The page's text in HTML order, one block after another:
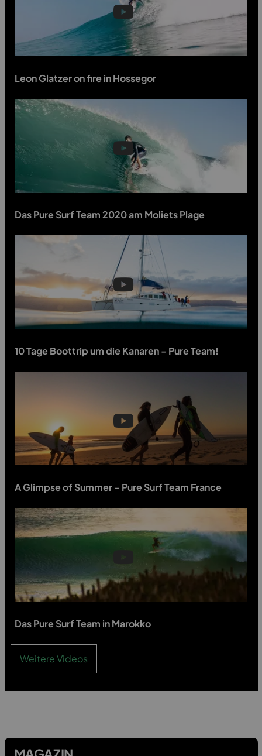
Leon Glatzer on fire in Hossegor
Das Pure Surf Team 2020 am Moliets Plage
10 Tage Boottrip um die Kanaren - Pure Team!
A Glimpse of Summer - Pure Surf Team France
Das Pure Surf Team in Marokko
Weitere Videos
>> Formular absenden & Rabattcode erhalten